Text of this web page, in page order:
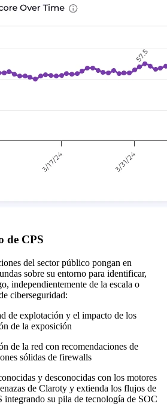
de CPS
del sector público pongan en
sobre su entorno para identificar,
independientemente de la escala o
ciberseguridad:
de explotación y el impacto de los
de la exposición
de la red con recomendaciones de
sólidas de firewalls
y desconocidas con los motores
de Claroty y extienda los flujos de
integrando su pila de tecnología de SOC